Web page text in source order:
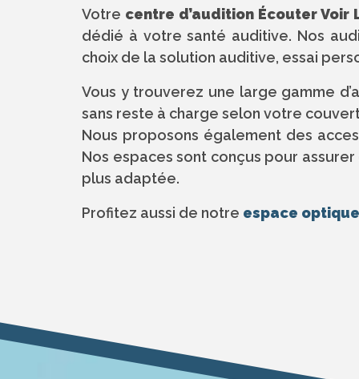
Votre centre d’audition Écouter Voir
dédié à votre santé auditive. Nos
choix de la solution auditive, essai
Vous y trouverez une large gamme
sans reste à charge selon votre
Nous proposons également des
Nos espaces sont conçus pour
plus adaptée.
Profitez aussi de notre espace optique